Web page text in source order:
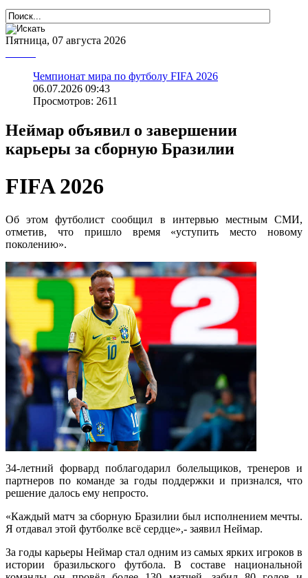
Пятница, 07 августа 2026
Чемпионат мира по футболу FIFA 2026
06.07.2026 09:43
Просмотров: 2611
Неймар объявил о завершении
карьеры за сборную Бразилии
FIFA 2026
Об этом футболист сообщил в интервью местным СМИ,
отметив, что пришло время «уступить место новому
поколению».
34-летний форвард поблагодарил болельщиков, тренеров и
партнеров по команде за годы поддержки и признался, что
решение далось ему непросто.
«Каждый матч за сборную Бразилии был исполнением мечты.
Я отдавал этой футболке всё сердце»,- заявил Неймар.
За годы карьеры Неймар стал одним из самых ярких игроков в
истории бразильского футбола. В составе национальной